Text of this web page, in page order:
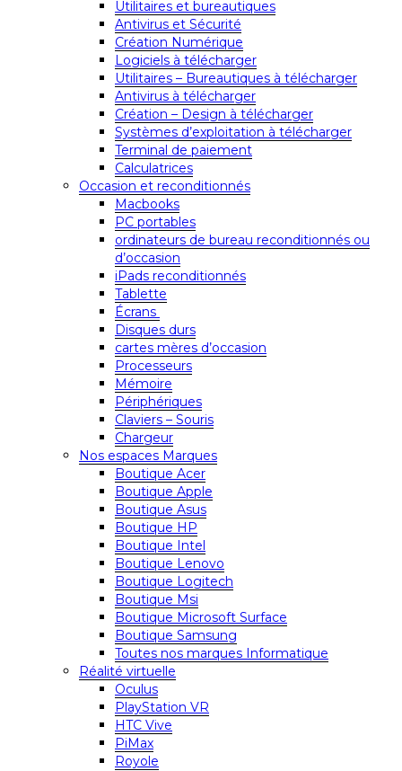
Utilitaires et bureautiques
Antivirus et Sécurité
Création Numérique
Logiciels à télécharger
Utilitaires – Bureautiques à télécharger
Antivirus à télécharger
Création – Design à télécharger
Systèmes d’exploitation à télécharger
Terminal de paiement
Calculatrices
Occasion et reconditionnés
Macbooks
PC portables
ordinateurs de bureau reconditionnés ou
d’occasion
iPads reconditionnés
Tablette
Écrans
Disques durs
cartes mères d’occasion
Processeurs
Mémoire
Périphériques
Claviers – Souris
Chargeur
Nos espaces Marques
Boutique Acer
Boutique Apple
Boutique Asus
Boutique HP
Boutique Intel
Boutique Lenovo
Boutique Logitech
Boutique Msi
Boutique Microsoft Surface
Boutique Samsung
Toutes nos marques Informatique
Réalité virtuelle
Oculus
PlayStation VR
HTC Vive
PiMax
Royole